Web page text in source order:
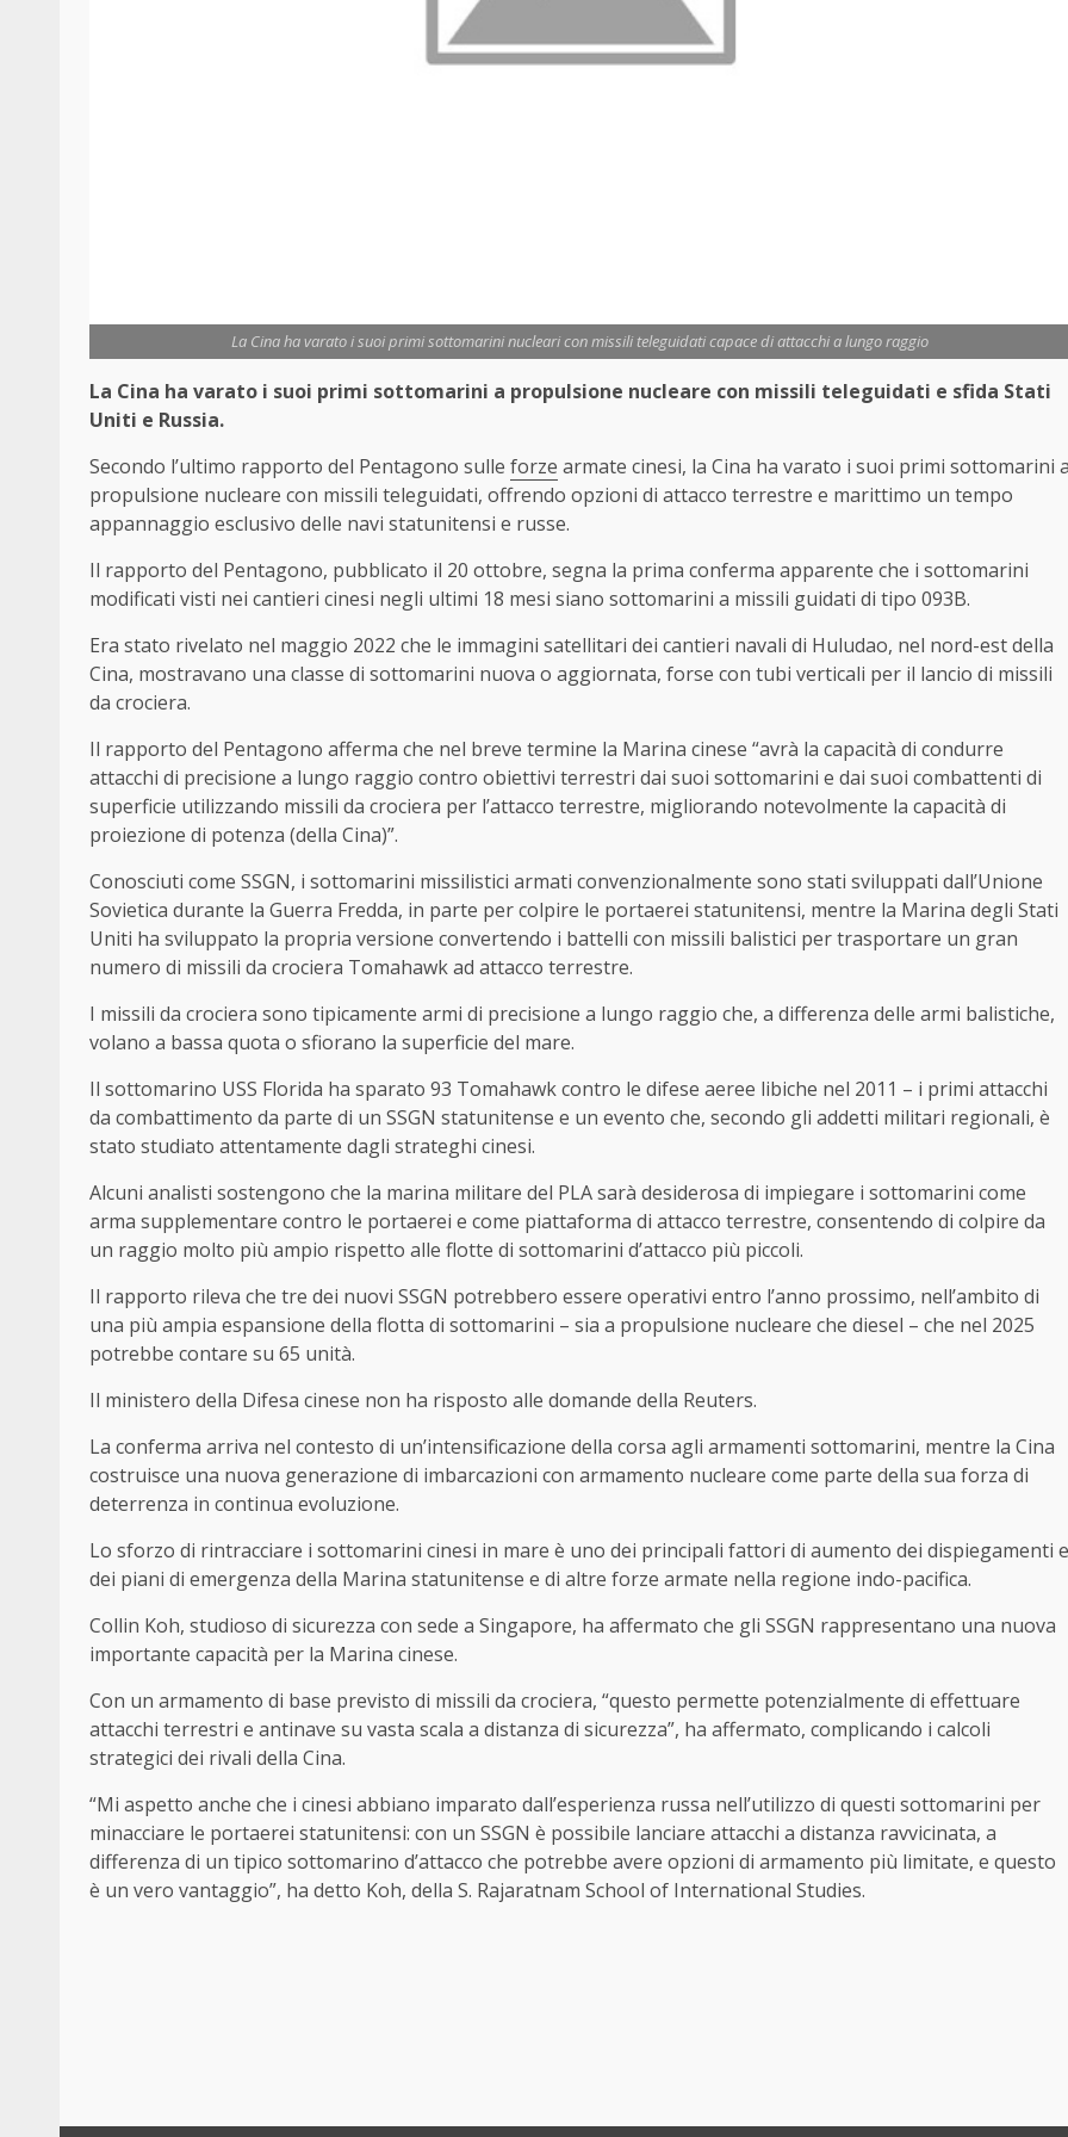
La Cina ha varato i suoi primi sottomarini nucleari con missili teleguidati capace di attacchi a lungo raggio
La Cina ha varato i suoi primi sottomarini a propulsione nucleare con missili teleguidati e sfida Stati
Uniti e Russia.
Secondo l’ultimo rapporto del Pentagono sulle forze armate cinesi, la Cina ha varato i suoi primi sottomarini
propulsione nucleare con missili teleguidati, offrendo opzioni di attacco terrestre e marittimo un tempo
appannaggio esclusivo delle navi statunitensi e russe.
Il rapporto del Pentagono, pubblicato il 20 ottobre, segna la prima conferma apparente che i sottomarini
modificati visti nei cantieri cinesi negli ultimi 18 mesi siano sottomarini a missili guidati di tipo 093B.
Era stato rivelato nel maggio 2022 che le immagini satellitari dei cantieri navali di Huludao, nel nord-est della
Cina, mostravano una classe di sottomarini nuova o aggiornata, forse con tubi verticali per il lancio di missili
da crociera.
Il rapporto del Pentagono afferma che nel breve termine la Marina cinese “avrà la capacità di condurre
attacchi di precisione a lungo raggio contro obiettivi terrestri dai suoi sottomarini e dai suoi combattenti di
superficie utilizzando missili da crociera per l’attacco terrestre, migliorando notevolmente la capacità di
proiezione di potenza (della Cina)”.
Conosciuti come SSGN, i sottomarini missilistici armati convenzionalmente sono stati sviluppati dall’Unione
Sovietica durante la Guerra Fredda, in parte per colpire le portaerei statunitensi, mentre la Marina degli Stati
Uniti ha sviluppato la propria versione convertendo i battelli con missili balistici per trasportare un gran
numero di missili da crociera Tomahawk ad attacco terrestre.
I missili da crociera sono tipicamente armi di precisione a lungo raggio che, a differenza delle armi balistiche,
volano a bassa quota o sfiorano la superficie del mare.
Il sottomarino USS Florida ha sparato 93 Tomahawk contro le difese aeree libiche nel 2011 – i primi attacchi
da combattimento da parte di un SSGN statunitense e un evento che, secondo gli addetti militari regionali, è
stato studiato attentamente dagli strateghi cinesi.
Alcuni analisti sostengono che la marina militare del PLA sarà desiderosa di impiegare i sottomarini come
arma supplementare contro le portaerei e come piattaforma di attacco terrestre, consentendo di colpire da
un raggio molto più ampio rispetto alle flotte di sottomarini d’attacco più piccoli.
Il rapporto rileva che tre dei nuovi SSGN potrebbero essere operativi entro l’anno prossimo, nell’ambito di
una più ampia espansione della flotta di sottomarini – sia a propulsione nucleare che diesel – che nel 2025
potrebbe contare su 65 unità.
Il ministero della Difesa cinese non ha risposto alle domande della Reuters.
La conferma arriva nel contesto di un’intensificazione della corsa agli armamenti sottomarini, mentre la Cina
costruisce una nuova generazione di imbarcazioni con armamento nucleare come parte della sua forza di
deterrenza in continua evoluzione.
Lo sforzo di rintracciare i sottomarini cinesi in mare è uno dei principali fattori di aumento dei dispiegamenti e
dei piani di emergenza della Marina statunitense e di altre forze armate nella regione indo-pacifica.
Collin Koh, studioso di sicurezza con sede a Singapore, ha affermato che gli SSGN rappresentano una nuova
importante capacità per la Marina cinese.
Con un armamento di base previsto di missili da crociera, “questo permette potenzialmente di effettuare
attacchi terrestri e antinave su vasta scala a distanza di sicurezza”, ha affermato, complicando i calcoli
strategici dei rivali della Cina.
“Mi aspetto anche che i cinesi abbiano imparato dall’esperienza russa nell’utilizzo di questi sottomarini per
minacciare le portaerei statunitensi: con un SSGN è possibile lanciare attacchi a distanza ravvicinata, a
differenza di un tipico sottomarino d’attacco che potrebbe avere opzioni di armamento più limitate, e questo
è un vero vantaggio”, ha detto Koh, della S. Rajaratnam School of International Studies.